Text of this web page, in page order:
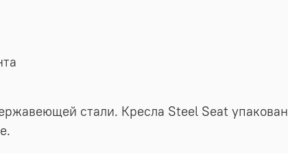
стали. Кресла Steel Seat